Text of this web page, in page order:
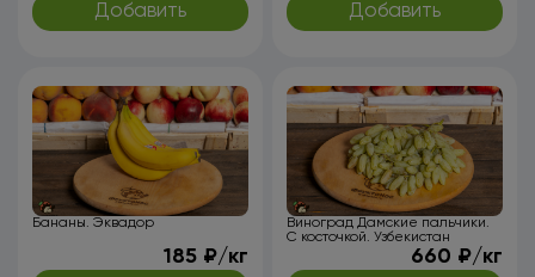
Добавить Добавить
Бананы. Эквадор
185 ₽/кг
Виноград Дамские пальчики.
С косточкой. Узбекистан
660 ₽/кг